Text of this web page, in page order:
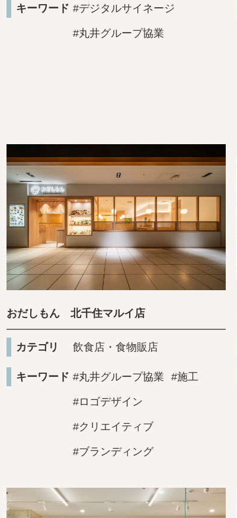
キーワード #デジタルサイネージ
#丸井グループ協業
おだしもん 北千住マルイ店
カテゴリ 飲食店・食物販店
キーワード #丸井グループ協業 #施工
#ロゴデザイン
#クリエイティブ
#ブランディング